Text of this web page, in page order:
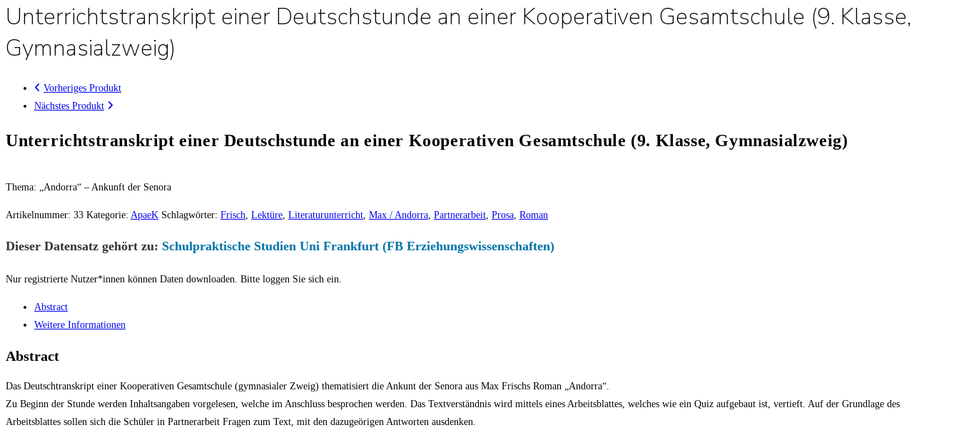
Unterrichtstranskript einer Deutschstunde an einer Kooperativen Gesamtschule (9. Klasse,
Gymnasialzweig)
Vorheriges Produkt
Nächstes Produkt
Unterrichtstranskript einer Deutschstunde an einer Kooperativen Gesamtschule (9. Klasse, Gymnasialzweig)
Thema: „Andorra“ – Ankunft der Senora
Artikelnummer: 33 Kategorie: ApaeK Schlagwörter: Frisch, Lektüre, Literaturunterricht, Max / Andorra, Partnerarbeit, Prosa, Roman
Dieser Datensatz gehört zu: Schulpraktische Studien Uni Frankfurt (FB Erziehungswissenschaften)
Nur registrierte Nutzer*innen können Daten downloaden. Bitte loggen Sie sich ein.
Abstract
Weitere Informationen
Abstract
Das Deutschtranskript einer Kooperativen Gesamtschule (gymnasialer Zweig) thematisiert die Ankunt der Senora aus Max Frischs Roman „Andorra“.
Zu Beginn der Stunde werden Inhaltsangaben vorgelesen, welche im Anschluss besprochen werden. Das Textverständnis wird mittels eines Arbeitsblattes, welches wie ein Quiz aufgebaut ist, vertieft. Auf der Grundlage des
Arbeitsblattes sollen sich die Schüler in Partnerarbeit Fragen zum Text, mit den dazugeörigen Antworten ausdenken.